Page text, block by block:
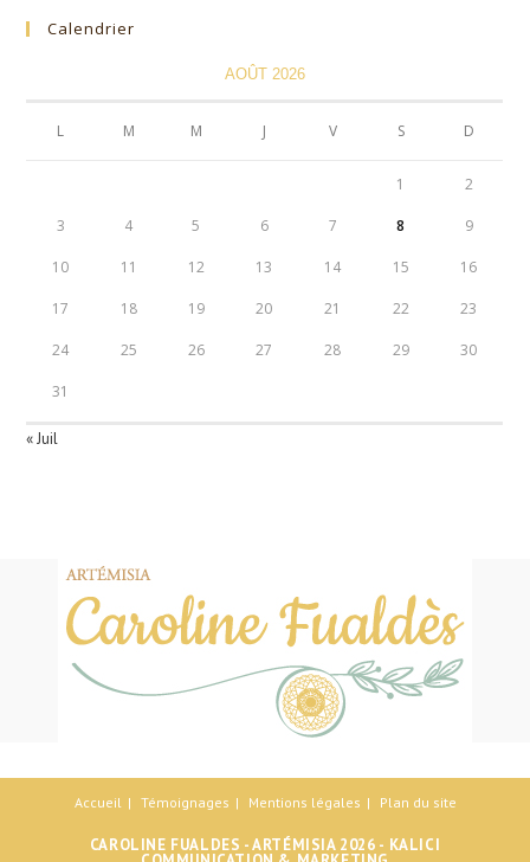
Calendrier
AOÛT 2026
L M M J V S D
1 2
3 4 5 6 7 8 9
10 11 12 13 14 15 16
17 18 19 20 21 22 23
24 25 26 27 28 29 30
31
« Juil
Accueil Témoignages Mentions légales Plan du site
CAROLINE FUALDES - ARTÉMISIA 2026 - KALICI